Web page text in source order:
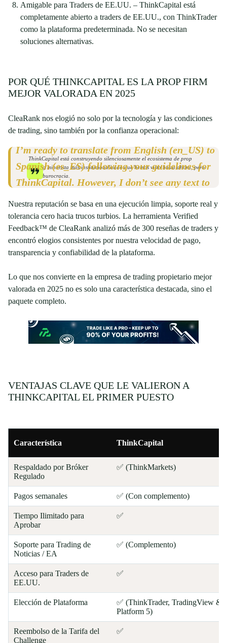
Amigable para Traders de EE.UU. – ThinkCapital está
completamente abierto a traders de EE.UU., con ThinkTrader
como la plataforma predeterminada. No se necesitan
soluciones alternativas.
POR QUÉ THINKCAPITAL ES LA PROP FIRM
MEJOR VALORADA EN 2025
CleaRank nos elogió no solo por la tecnología y las condiciones
de trading, sino también por la confianza operacional:
I’m ready to translate from English (en_US) to
Spanish (es_ES) following your guidelines for
ThinkCapital. However, I don’t see any text to
translate in your message – it appears to end
with just a quotation mark. Could you please
provide the text you’d like me to translate?
ThinkCapital está construyendo silenciosamente el ecosistema de prop
trading minorista más institucionalizado que hemos visto hasta ahora, pero
sin la burocracia.
Nuestra reputación se basa en una ejecución limpia, soporte real y
tolerancia cero hacia trucos turbios. La herramienta Verified
Feedback™ de CleaRank analizó más de 300 reseñas de traders y
encontró elogios consistentes por nuestra velocidad de pago,
transparencia y confiabilidad de la plataforma.
Lo que nos convierte en la empresa de trading propietario mejor
valorada en 2025 no es solo una característica destacada, sino el
paquete completo.
VENTAJAS CLAVE QUE LE VALIERON A
THINKCAPITAL EL PRIMER PUESTO
Característica ThinkCapital
Respaldado por Bróker
Regulado
✅ (ThinkMarkets)
Pagos semanales ✅ (Con complemento)
Tiempo Ilimitado para
Aprobar
✅
Soporte para Trading de
Noticias / EA
✅ (Complemento)
Acceso para Traders de
EE.UU.
✅
Elección de Plataforma
✅ (ThinkTrader, TradingView &
Platform 5)
Reembolso de la Tarifa del
Challenge
✅